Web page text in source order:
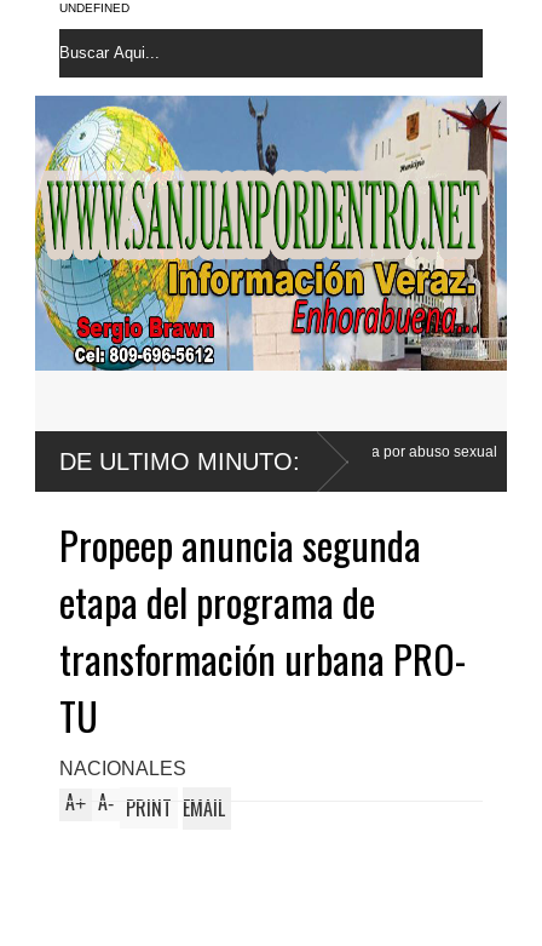
UNDEFINED
DE ULTIMO MINUTO:
Franco apela sentencia por abuso sexual
Poder Ejecutivo
Propeep anuncia segunda
etapa del programa de
transformación urbana PRO-
TU
NACIONALES
A+ A- PRINT EMAIL